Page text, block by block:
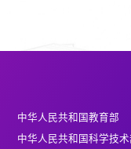
中华人民共和国教育部
中华人民共和国科学技术